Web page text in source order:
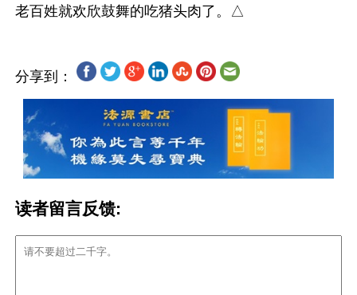
分享到：
读者留言反馈: